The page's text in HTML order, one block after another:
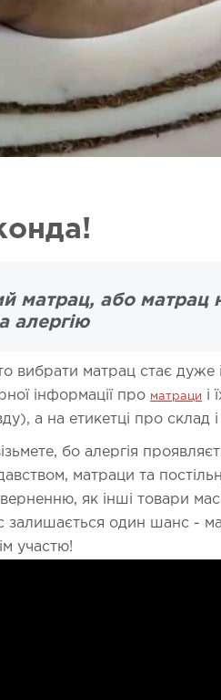
матрац, або матрац
алергію
вибрати матрац стає
інформації про
матраци
і
а на етикетці про склад
бо алергія
матраци та
як інші товари
залишається один шанс -
участю!